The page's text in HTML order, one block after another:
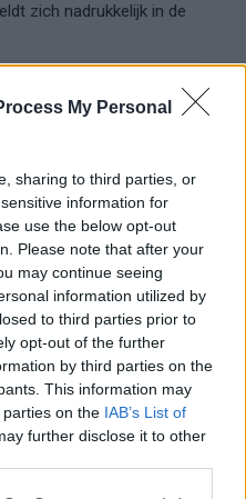
My Personal
sharing to third parties, or
information for
use the below opt-out
Please note that after your
may continue seeing
information utilized by
to third parties prior to
opt-out of the further
by third parties on the
This information may
on the IAB’s List of
further disclose it to other
zich nadrukkelijk in de
Ferri
Read onderstreept de
van Feyenoord
duidelijk
nu nog de selectie
controleur direct
seizoen op